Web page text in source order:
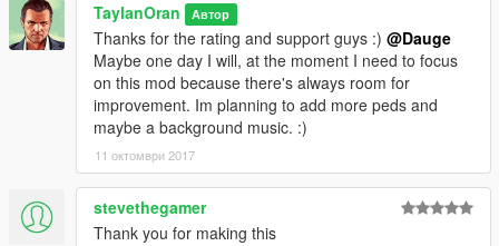
TaylanOran Автор
Thanks for the rating and support guys :) @Dauge
Maybe one day I will, at the moment I need to focus
on this mod because there's always room for
improvement. Im planning to add more peds and
maybe a background music. :)
11 октомври 2017
stevethegamer
Thank you for making this